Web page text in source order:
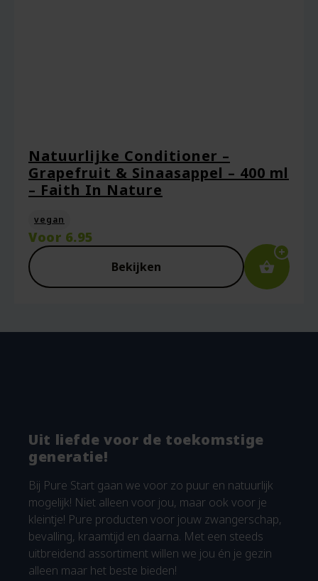
Natuurlijke Conditioner –
Grapefruit & Sinaasappel – 400 ml
– Faith In Nature
vegan
Voor 6.95
Bekijken
Uit liefde voor de toekomstige
generatie!
Bij Pure Start gaan we voor zo puur en natuurlijk
mogelijk! Niet alleen voor jou, maar ook voor je
kleintje! Pure producten voor jouw zwangerschap,
bevalling, kraamtijd en daarna. Met een steeds
uitbreidend assortiment willen we jou én je gezin
alleen maar het beste bieden!